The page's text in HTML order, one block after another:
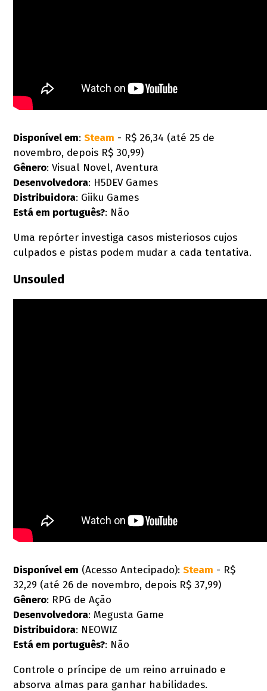
Disponível em:Steam - R$ 26,34 (até 25 de
novembro, depois R$ 30,99)
Gênero: Visual Novel, Aventura
Desenvolvedora: H5DEV Games
Distribuidora: Giiku Games
Está em português?: Não
Uma repórter investiga casos misteriosos cujos
culpados e pistas podem mudar a cada tentativa.
Unsouled
Disponível em (Acesso Antecipado):Steam - R$
32,29 (até 26 de novembro, depois R$ 37,99)
Gênero: RPG de Ação
Desenvolvedora: Megusta Game
Distribuidora: NEOWIZ
Está em português?: Não
Controle o príncipe de um reino arruinado e
absorva almas para ganhar habilidades.